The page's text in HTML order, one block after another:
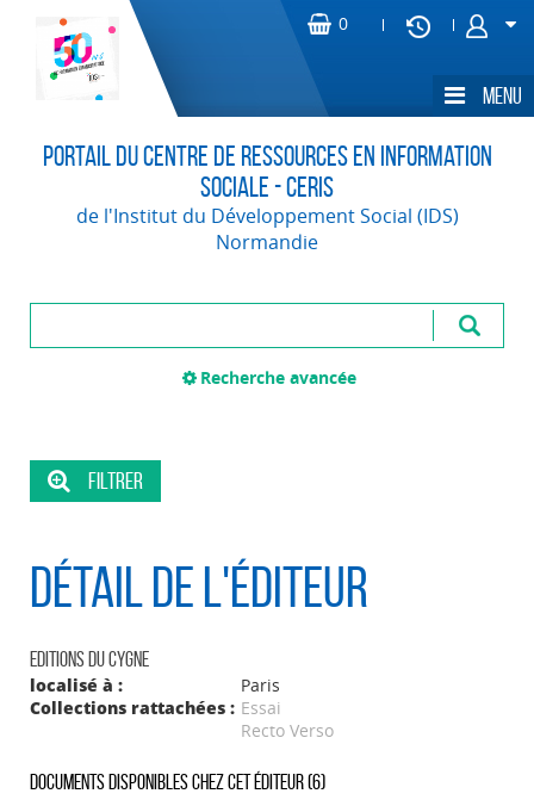
Portail du Centre de Ressources en Information
Sociale - CERIS
de l'Institut du Développement Social (IDS)
Normandie
Recherche avancée
Détail de l'éditeur
Editions du Cygne
localisé à :
Paris
Collections rattachées : Essai
Recto Verso
Documents disponibles chez cet éditeur (6)